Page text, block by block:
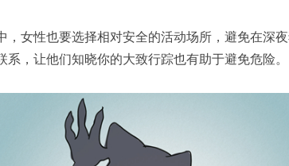
，女性也要选择相对安全的活动场所，避免在深
系，让他们知晓你的大致行踪也有助于避免危险。